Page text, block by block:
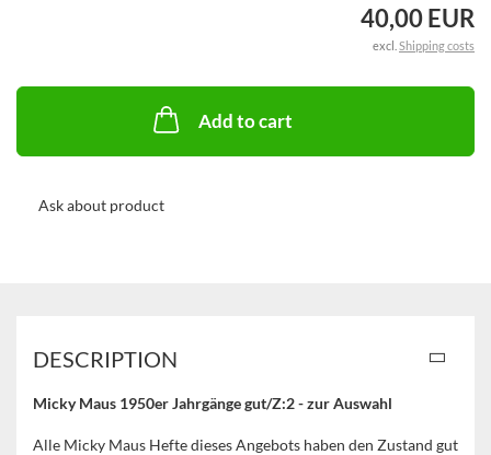
40,00 EUR
excl. Shipping costs
Add to cart
Ask about product
DESCRIPTION
Micky Maus 1950er Jahrgänge gut/Z:2 - zur Auswahl
Alle Micky Maus Hefte dieses Angebots haben den Zustand gut